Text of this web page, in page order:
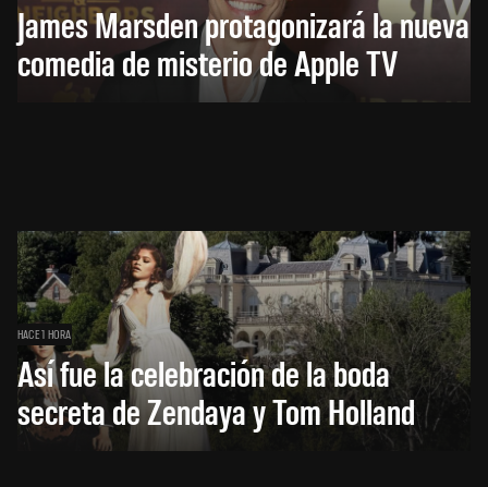
James Marsden protagonizará la nueva
comedia de misterio de Apple TV
HACE 1 HORA
Así fue la celebración de la boda
secreta de Zendaya y Tom Holland